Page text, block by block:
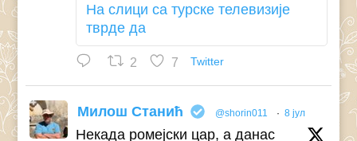
На слици са турске телевизије
тврде да
2 7 Twitter
Милош Станић @shorin011 · 8 јул
Некада ромејски цар, а данас